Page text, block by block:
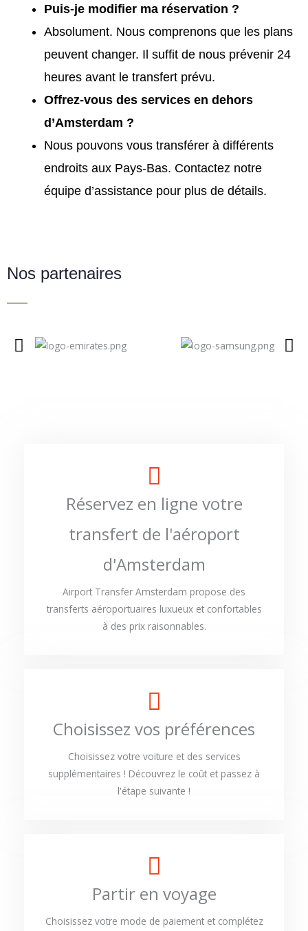
Puis-je modifier ma réservation ?
Absolument. Nous comprenons que les plans
peuvent changer. Il suffit de nous prévenir 24
heures avant le transfert prévu.
Offrez-vous des services en dehors
d’Amsterdam ?
Nous pouvons vous transférer à différents
endroits aux Pays-Bas. Contactez notre
équipe d’assistance pour plus de détails.
Nos partenaires
Réservez en ligne votre
transfert de l'aéroport
d'Amsterdam
Airport Transfer Amsterdam propose des
transferts aéroportuaires luxueux et confortables
à des prix raisonnables.
Choisissez vos préférences
Choisissez votre voiture et des services
supplémentaires ! Découvrez le coût et passez à
l'étape suivante !
Partir en voyage
Choisissez votre mode de paiement et complétez